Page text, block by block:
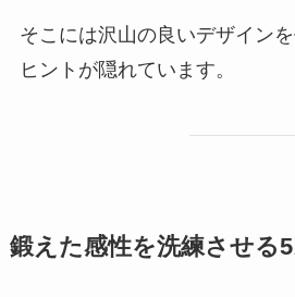
そこには沢山の良いデザイン
ヒントが隠れています。
鍛えた感性を洗練させる